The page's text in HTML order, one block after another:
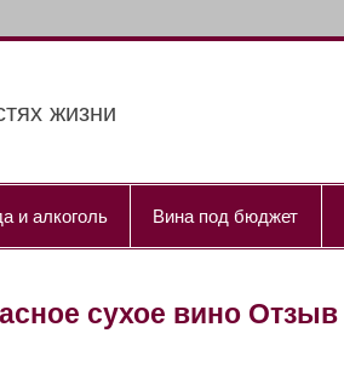
жизни
и алкоголь Вина под бюджет
сухое вино Отзыв